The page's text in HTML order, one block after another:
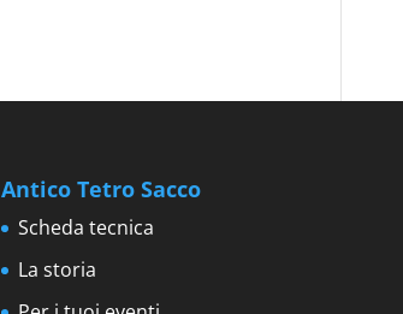
Antico Tetro Sacco
Scheda tecnica
La storia